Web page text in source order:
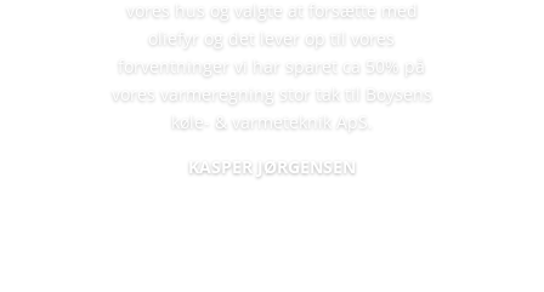
vores hus og valgte at forsætte med
oliefyr og det lever op til vores
forventninger vi har sparet ca 50% på
vores varmeregning stor tak til Boysens
køle- & varmeteknik ApS.​
KASPER JØRGENSEN